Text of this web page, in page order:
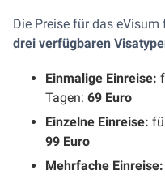
Die Preise für das
drei verfügbaren
Einmalige Einreise:
Tagen: 69 Euro
Einzelne Einreise:
99 Euro
Mehrfache Einreise: